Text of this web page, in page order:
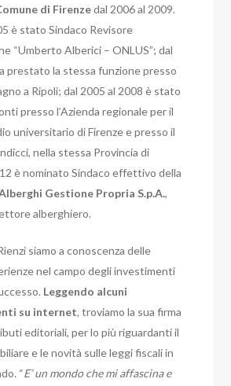
di Firenzedal 2006 al 2009.
è stato Sindaco Revisore
“Umberto Alberici – ONLUS”; dal
prestato la stessa funzione presso
a Ripoli; dal 2005 al 2008 è stato
presso l’Azienda regionale per il
universitario di Firenze e presso il
nella stessa Provincia di
è nominato Sindaco effettivo della
Alberghi Gestione Propria S.p.A.,
alberghiero.
siamo a conoscenza delle
nel campo degli investimenti
Leggendo alcuni
su internet, troviamo la sua firma
editoriali, per lo più riguardanti il
e le novità sulle leggi fiscali in
“E’ un mondo che mi affascina e